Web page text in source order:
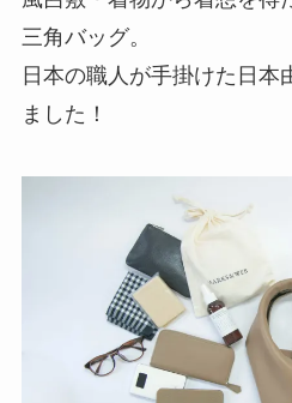
三角バッグ。
日本の職人が手掛けた日本
ました！